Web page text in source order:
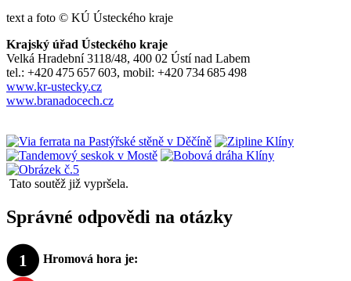
text a foto © KÚ Ústeckého kraje
Krajský úřad Ústeckého kraje
Velká Hradební 3118/48, 400 02 Ústí nad Labem
tel.: +420 475 657 603, mobil: +420 734 685 498
www.kr­‑ustecky.cz
www.branadocech.cz
Tato soutěž již vypršela.
Správné odpovědi na otázky
1 Hromová hora je: